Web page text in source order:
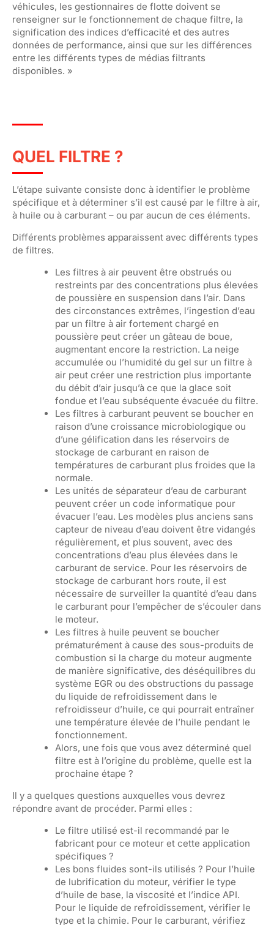
véhicules, les gestionnaires de flotte doivent se
renseigner sur le fonctionnement de chaque filtre, la
signification des indices d’efficacité et des autres
données de performance, ainsi que sur les différences
entre les différents types de médias filtrants
disponibles. »
QUEL FILTRE ?
L’étape suivante consiste donc à identifier le problème
spécifique et à déterminer s’il est causé par le filtre à air,
à huile ou à carburant – ou par aucun de ces éléments.
Différents problèmes apparaissent avec différents types
de filtres.
Les filtres à air peuvent être obstrués ou
restreints par des concentrations plus élevées
de poussière en suspension dans l’air. Dans
des circonstances extrêmes, l’ingestion d’eau
par un filtre à air fortement chargé en
poussière peut créer un gâteau de boue,
augmentant encore la restriction. La neige
accumulée ou l’humidité du gel sur un filtre à
air peut créer une restriction plus importante
du débit d’air jusqu’à ce que la glace soit
fondue et l’eau subséquente évacuée du filtre.
Les filtres à carburant peuvent se boucher en
raison d’une croissance microbiologique ou
d’une gélification dans les réservoirs de
stockage de carburant en raison de
températures de carburant plus froides que la
normale.
Les unités de séparateur d’eau de carburant
peuvent créer un code informatique pour
évacuer l’eau. Les modèles plus anciens sans
capteur de niveau d’eau doivent être vidangés
régulièrement, et plus souvent, avec des
concentrations d’eau plus élevées dans le
carburant de service. Pour les réservoirs de
stockage de carburant hors route, il est
nécessaire de surveiller la quantité d’eau dans
le carburant pour l’empêcher de s’écouler dans
le moteur.
Les filtres à huile peuvent se boucher
prématurément à cause des sous-produits de
combustion si la charge du moteur augmente
de manière significative, des déséquilibres du
système EGR ou des obstructions du passage
du liquide de refroidissement dans le
refroidisseur d’huile, ce qui pourrait entraîner
une température élevée de l’huile pendant le
fonctionnement.
Alors, une fois que vous avez déterminé quel
filtre est à l’origine du problème, quelle est la
prochaine étape ?
Il y a quelques questions auxquelles vous devrez
répondre avant de procéder. Parmi elles :
Le filtre utilisé est-il recommandé par le
fabricant pour ce moteur et cette application
spécifiques ?
Les bons fluides sont-ils utilisés ? Pour l’huile
de lubrification du moteur, vérifier le type
d’huile de base, la viscosité et l’indice API.
Pour le liquide de refroidissement, vérifier le
type et la chimie. Pour le carburant, vérifiez